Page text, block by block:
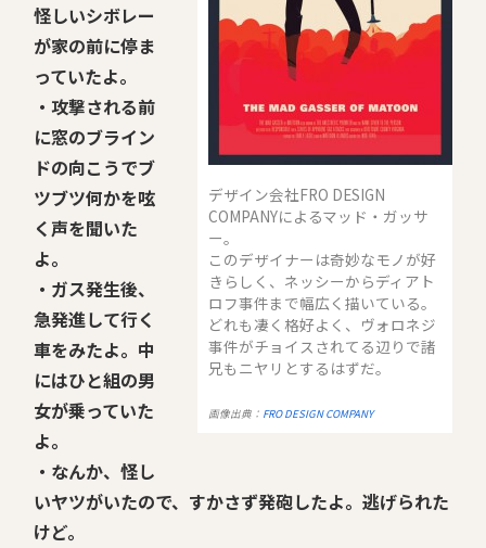
デザイン会社FRO DESIGN
COMPANYによるマッド・ガッサ
ー。
このデザイナーは奇妙なモノが好
きらしく、ネッシーからディアト
ロフ事件まで幅広く描いている。
どれも凄く格好よく、ヴォロネジ
事件がチョイスされてる辺りで諸
兄もニヤリとするはずだ。
画像出典： FRO DESIGN COMPANY
怪しいシボレー
が家の前に停ま
っていたよ。
・攻撃される前
に窓のブライン
ドの向こうでブ
ツブツ何かを呟
く声を聞いた
よ。
・ガス発生後、
急発進して行く
車をみたよ。中
にはひと組の男
女が乗っていた
よ。
・なんか、怪し
いヤツがいたので、すかさず発砲したよ。逃げられた
けど。